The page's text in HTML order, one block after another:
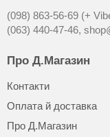
(098) 863-56-69 (+
(063) 440-47-46,
Про Д.Магазин
Контакти
Оплата й доставка
Про Д.Магазин